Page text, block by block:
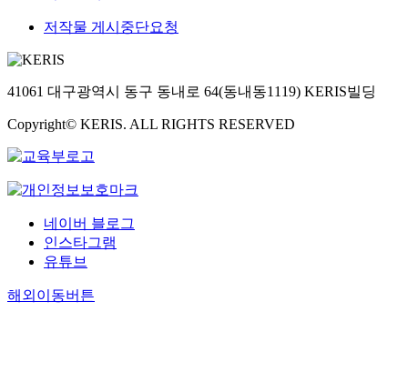
저작물 게시중단요청
41061 대구광역시 동구 동내로 64(동내동1119) KERIS빌딩
Copyright© KERIS. ALL RIGHTS RESERVED
네이버 블로그
인스타그램
유튜브
해외이동버튼